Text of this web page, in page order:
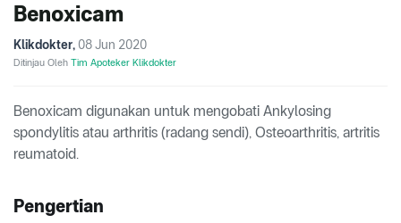
Benoxicam
Klikdokter, 08 Jun 2020
Ditinjau Oleh Tim Apoteker Klikdokter
Benoxicam digunakan untuk mengobati Ankylosing
spondylitis atau arthritis (radang sendi), Osteoarthritis, artritis
reumatoid.
Pengertian